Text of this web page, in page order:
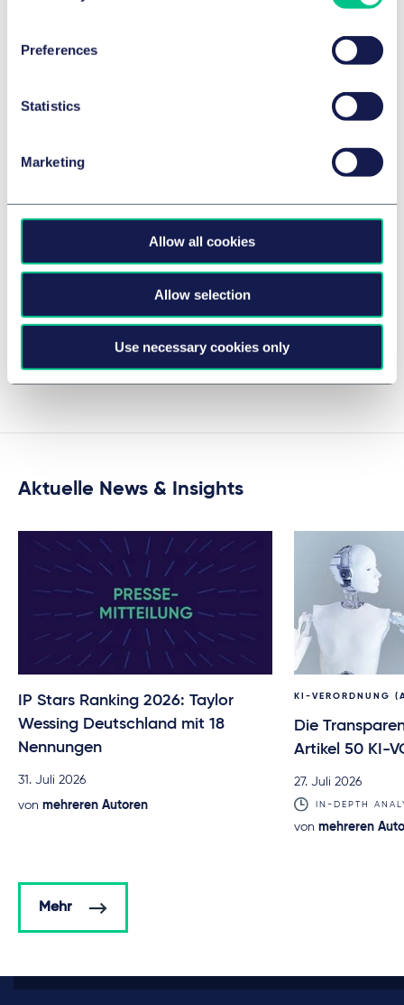
Preferences
Statistics
Marketing
Allow all cookies
Allow selection
Use necessary cookies only
Taylor Wessing advises one of the
Slovakian investors on acquisition of
the Shopping Mall Optima
vonmehreren Autoren
M&A / GESELLSCHAFTSRECHT UND
Zu den Insights
Aktuelle News & Insights
IP Stars Ranking 2026: Taylor
Wessing Deutschland mit 18
Nennungen
31. Juli 2026
von mehreren Autoren
KI-VERORDNUNG
Die
Artikel 50 KI-
27. Juli 2026
IN-DEPTH
von mehreren
Mehr